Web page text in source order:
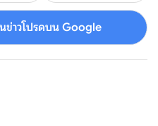
ข่าวโปรดบน Google